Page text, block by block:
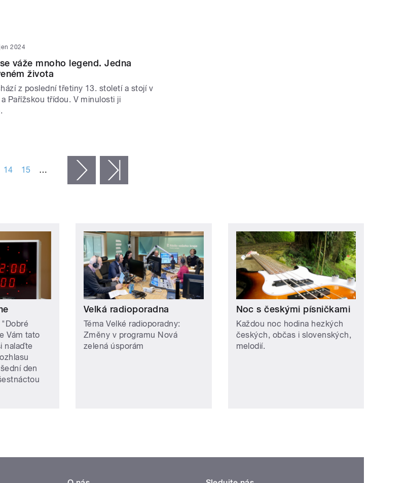
2024
váže mnoho legend. Jedna
života
z poslední třetiny 13. století a stojí v
Pařížskou třídou. V minulosti ji
14 15 … následující ›
"Dobré
Vám tato
nalaďte
den
Velká radioporadna
Téma Velké radioporadny:
Změny v programu Nová
zelená úsporám
Noc s českými písničkami
Každou noc hodina hezkých
českých, občas i slovenských,
melodií.